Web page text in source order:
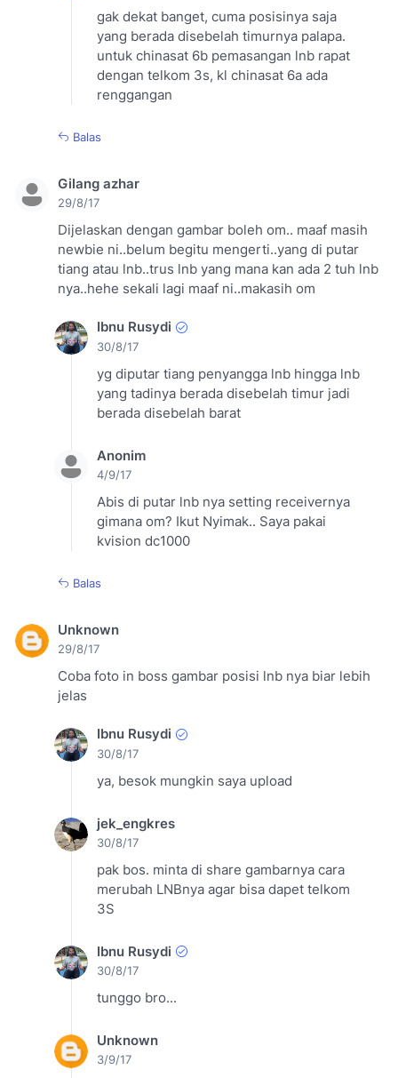
gak dekat banget, cuma posisinya saja
yang berada disebelah timurnya palapa.
untuk chinasat 6b pemasangan lnb rapat
dengan telkom 3s, kl chinasat 6a ada
renggangan
Balas
Gilang azhar
29/8/17
Dijelaskan dengan gambar boleh om.. maaf masih
newbie ni..belum begitu mengerti..yang di putar
tiang atau lnb..trus lnb yang mana kan ada 2 tuh lnb
nya..hehe sekali lagi maaf ni..makasih om
Ibnu Rusydi
30/8/17
yg diputar tiang penyangga lnb hingga lnb
yang tadinya berada disebelah timur jadi
berada disebelah barat
Anonim
4/9/17
Abis di putar lnb nya setting receivernya
gimana om? Ikut Nyimak.. Saya pakai
kvision dc1000
Balas
Unknown
29/8/17
Coba foto in boss gambar posisi lnb nya biar lebih
jelas
Ibnu Rusydi
30/8/17
ya, besok mungkin saya upload
jek_engkres
30/8/17
pak bos. minta di share gambarnya cara
merubah LNBnya agar bisa dapet telkom
3S
Ibnu Rusydi
30/8/17
tunggo bro...
Unknown
3/9/17